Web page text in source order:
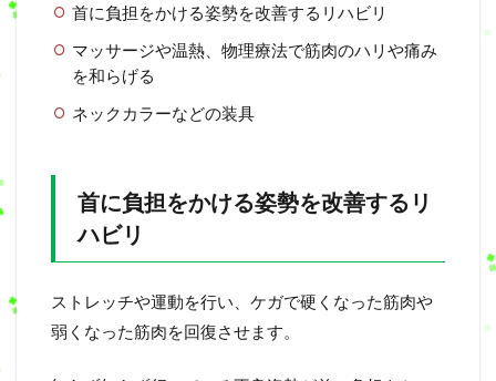
首に負担をかける姿勢を改善するリハビリ
マッサージや温熱、物理療法で筋肉のハリや痛み
を和らげる
ネックカラーなどの装具
首に負担をかける姿勢を改善するリ
ハビリ
ストレッチや運動を行い、ケガで硬くなった筋肉や
弱くなった筋肉を回復させます。